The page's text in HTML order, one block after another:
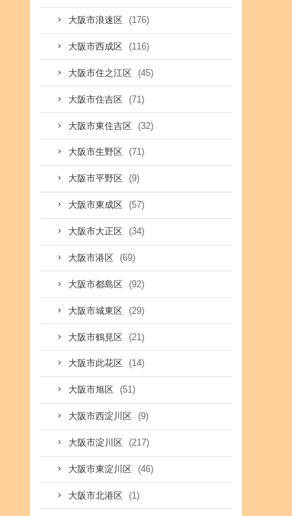
大阪市浪速区 (176)
大阪市西成区 (116)
大阪市住之江区 (45)
大阪市住吉区 (71)
大阪市東住吉区 (32)
大阪市生野区 (71)
大阪市平野区 (9)
大阪市東成区 (57)
大阪市大正区 (34)
大阪市港区 (69)
大阪市都島区 (92)
大阪市城東区 (29)
大阪市鶴見区 (21)
大阪市此花区 (14)
大阪市旭区 (51)
大阪市西淀川区 (9)
大阪市淀川区 (217)
大阪市東淀川区 (46)
大阪市北港区 (1)